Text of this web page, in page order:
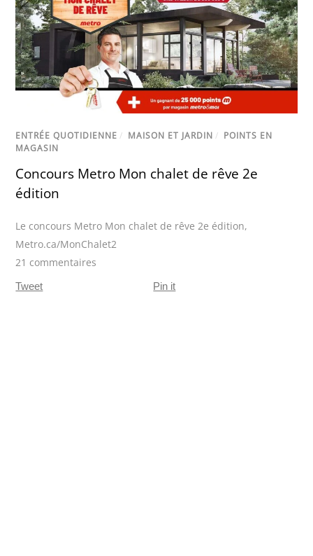
ENTRÉE QUOTIDIENNE / MAISON ET JARDIN / POINTS EN
MAGASIN
Concours Metro Mon chalet de rêve 2e
édition
Le concours Metro Mon chalet de rêve 2e édition,
Metro.ca/MonChalet2
21 commentaires
Tweet Pin it